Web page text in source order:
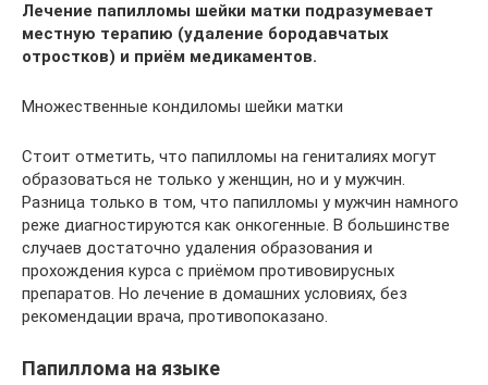
Лечение папилломы шейки матки подразумевает
местную терапию (удаление бородавчатых
отростков) и приём медикаментов.
Множественные кондиломы шейки матки
Стоит отметить, что папилломы на гениталиях могут
образоваться не только у женщин, но и у мужчин.
Разница только в том, что папилломы у мужчин намного
реже диагностируются как онкогенные. В большинстве
случаев достаточно удаления образования и
прохождения курса с приёмом противовирусных
препаратов. Но лечение в домашних условиях, без
рекомендации врача, противопоказано.
Папиллома на языке